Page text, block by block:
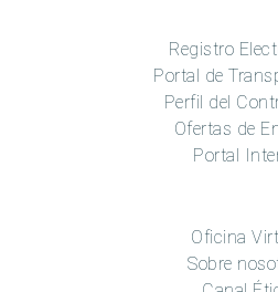
Registro
Portal de
Perfil del
Ofertas de
Portal
Oficina
Sobre